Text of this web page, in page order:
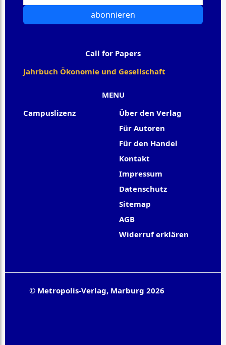
MENU
Campuslizenz
Über den Verlag
Für Autoren
Für den Handel
Kontakt
Impressum
Datenschutz
Sitemap
AGB
Widerruf erklären
abonnieren
Call for Papers
Jahrbuch Ökonomie und Gesellschaft
© Metropolis-Verlag, Marburg 2026